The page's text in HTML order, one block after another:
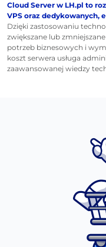
Cloud Server w LH.pl to
VPS oraz dedykowanych,
Dzięki zastosowaniu
zwiększane lub
potrzeb biznesowych i
koszt serwera usługa
zaawansowanej wiedzy